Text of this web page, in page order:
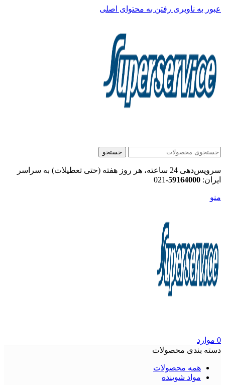
عبور به ناوبری رفتن به محتوای اصلی
جستجو
سرویس‌دهی 24 ساعته، هر روز هفته (حتی تعطیلات) به سراسر
ایران: 59164000
-021
منو
0 موارد
دسته بندی محصولات
همه محصولات
مواد شوینده